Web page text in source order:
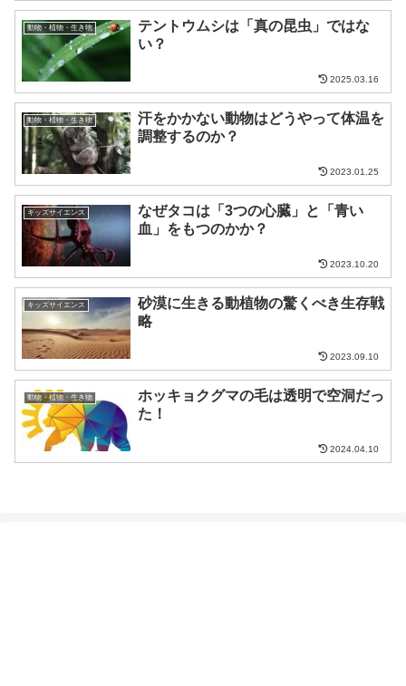
動物・植物・生き物
テントウムシは「真の昆虫」ではな
い？
2025.03.16
動物・植物・生き物
汗をかかない動物はどうやって体温を
調整するのか？
2023.01.25
キッズサイエンス
なぜタコは「3つの心臓」と「青い
血」をもつのかか？
2023.10.20
キッズサイエンス
砂漠に生きる動植物の驚くべき生存戦
略
2023.09.10
動物・植物・生き物
ホッキョクグマの毛は透明で空洞だっ
た！
2024.04.10